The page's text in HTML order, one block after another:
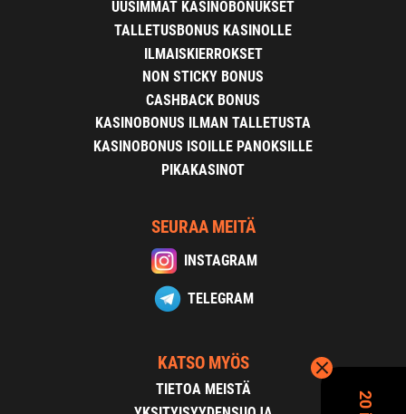
UUSIMMAT KASINOBONUKSET
TALLETUSBONUS KASINOLLE
ILMAISKIERROKSET
NON STICKY BONUS
CASHBACK BONUS
KASINOBONUS ILMAN TALLETUSTA
KASINOBONUS ISOILLE PANOKSILLE
PIKAKASINOT
SEURAA MEITÄ
INSTAGRAM
TELEGRAM
KATSO MYÖS
TIETOA MEISTÄ